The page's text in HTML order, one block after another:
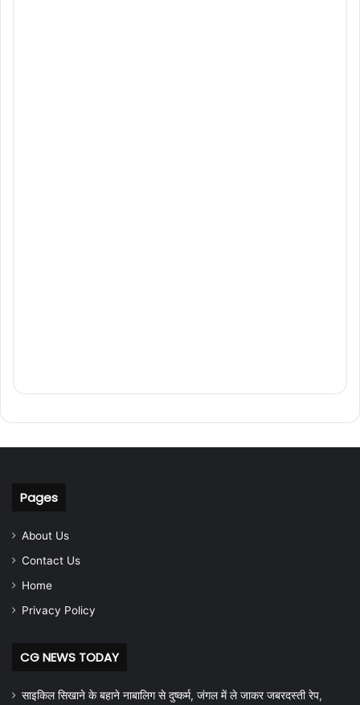
Pages
About Us
Contact Us
Home
Privacy Policy
CG NEWS TODAY
साइकिल सिखाने के बहाने नाबालिग से दुष्कर्म, जंगल में ले जाकर जबरदस्ती रेप,